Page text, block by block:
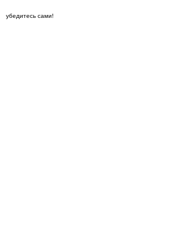
убедитесь сами!